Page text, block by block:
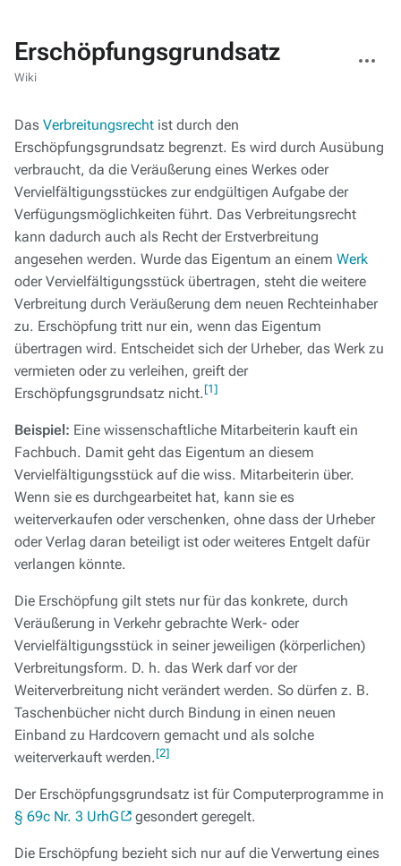
Erschöpfungsgrundsatz
Wiki
Aktionen
Das Verbreitungsrecht ist durch den
Erschöpfungsgrundsatz begrenzt. Es wird durch Ausübung
verbraucht, da die Veräußerung eines Werkes oder
Vervielfältigungsstückes zur endgültigen Aufgabe der
Verfügungsmöglichkeiten führt. Das Verbreitungsrecht
kann dadurch auch als Recht der Erstverbreitung
angesehen werden. Wurde das Eigentum an einem Werk
oder Vervielfältigungsstück übertragen, steht die weitere
Verbreitung durch Veräußerung dem neuen Rechteinhaber
zu. Erschöpfung tritt nur ein, wenn das Eigentum
übertragen wird. Entscheidet sich der Urheber, das Werk zu
vermieten oder zu verleihen, greift der
Erschöpfungsgrundsatz nicht.[1]
Beispiel: Eine wissenschaftliche Mitarbeiterin kauft ein
Fachbuch. Damit geht das Eigentum an diesem
Vervielfältigungsstück auf die wiss. Mitarbeiterin über.
Wenn sie es durchgearbeitet hat, kann sie es
weiterverkaufen oder verschenken, ohne dass der Urheber
oder Verlag daran beteiligt ist oder weiteres Entgelt dafür
verlangen könnte.
Die Erschöpfung gilt stets nur für das konkrete, durch
Veräußerung in Verkehr gebrachte Werk- oder
Vervielfältigungsstück in seiner jeweiligen (körperlichen)
Verbreitungsform. D. h. das Werk darf vor der
Weiterverbreitung nicht verändert werden. So dürfen z. B.
Taschenbücher nicht durch Bindung in einen neuen
Einband zu Hardcovern gemacht und als solche
weiterverkauft werden.[2]
Der Erschöpfungsgrundsatz ist für Computerprogramme in
§ 69c Nr. 3 UrhG
gesondert geregelt.
Die Erschöpfung bezieht sich nur auf die Verwertung eines